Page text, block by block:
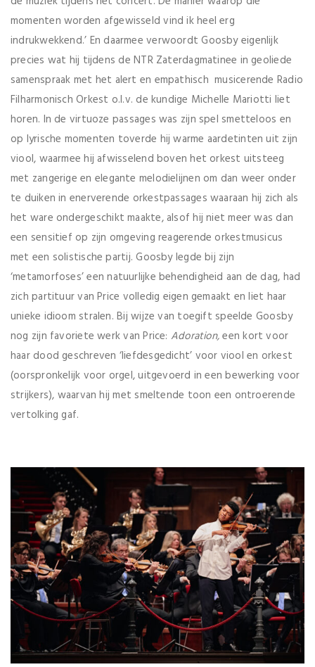
momenten worden afgewisseld vind ik heel erg
indrukwekkend.’ En daarmee verwoordt Goosby eigenlijk
precies wat hij tijdens de NTR Zaterdagmatinee in geoliede
samenspraak met het alert en empathisch musicerende Radio
Filharmonisch Orkest o.l.v. de kundige Michelle Mariotti liet
horen. In de virtuoze passages was zijn spel smetteloos en
op lyrische momenten toverde hij warme aardetinten uit zijn
viool, waarmee hij afwisselend boven het orkest uitsteeg
met zangerige en elegante melodielijnen om dan weer onder
te duiken in enerverende orkestpassages waaraan hij zich als
het ware ondergeschikt maakte, alsof hij niet meer was dan
een sensitief op zijn omgeving reagerende orkestmusicus
met een solistische partij. Goosby legde bij zijn
‘metamorfoses’ een natuurlijke behendigheid aan de dag, had
zich partituur van Price volledig eigen gemaakt en liet haar
unieke idioom stralen. Bij wijze van toegift speelde Goosby
nog zijn favoriete werk van Price: Adoration,een kort voor
haar dood geschreven ‘liefdesgedicht’ voor viool en orkest
(oorspronkelijk voor orgel, uitgevoerd in een bewerking voor
strijkers), waarvan hij met smeltende toon een ontroerende
vertolking gaf.